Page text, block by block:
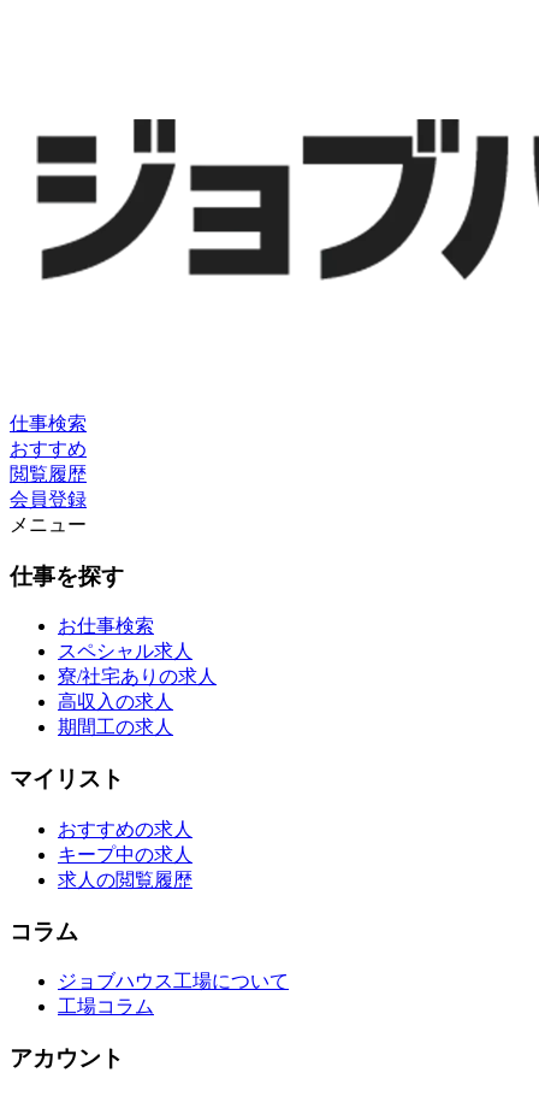
仕事検索
おすすめ
閲覧履歴
会員登録
メニュー
仕事を探す
お仕事検索
スペシャル求人
寮/社宅ありの求人
高収入の求人
期間工の求人
マイリスト
おすすめの求人
キープ中の求人
求人の閲覧履歴
コラム
ジョブハウス工場について
工場コラム
アカウント